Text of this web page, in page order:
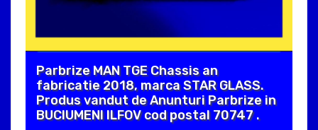
Parbrize MAN TGE Chassis an
fabricatie 2018, marca STAR GLASS.
Produs vandut de Anunturi Parbrize in
BUCIUMENI ILFOV cod postal 70747 .